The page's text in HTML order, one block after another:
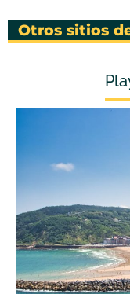
Otros sitios